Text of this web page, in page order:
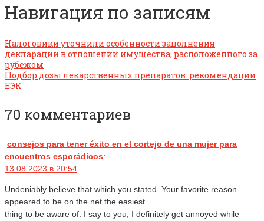
Навигация по записям
Налоговики уточнили особенности заполнения
декларации в отношении имущества, расположенного за
рубежом
Подбор дозы лекарственных препаратов: рекомендации
ЕЭК
70 комментариев
consejos para tener éxito en el cortejo de una mujer para
encuentros esporádicos:
13.08.2023 в 20:54
Undeniably believe that which you stated. Your favorite reason
appeared to be on the net the easiest
thing to be aware of. I say to you, I definitely get annoyed while